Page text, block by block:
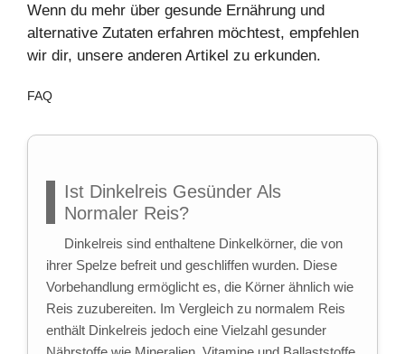
Wenn du mehr über gesunde Ernährung und
alternative Zutaten erfahren möchtest, empfehlen
wir dir, unsere anderen Artikel zu erkunden.
FAQ
Ist Dinkelreis Gesünder Als
Normaler Reis?
Dinkelreis sind enthaltene Dinkelkörner, die von
ihrer Spelze befreit und geschliffen wurden. Diese
Vorbehandlung ermöglicht es, die Körner ähnlich wie
Reis zuzubereiten. Im Vergleich zu normalem Reis
enthält Dinkelreis jedoch eine Vielzahl gesunder